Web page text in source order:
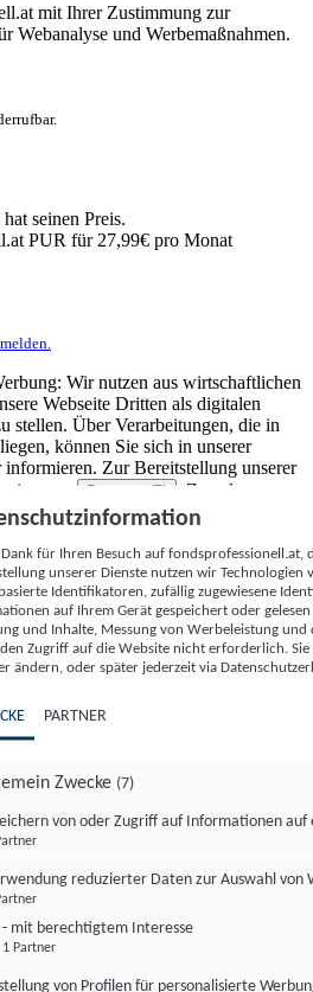
mit Ihrer Zustimmung zur
Webanalyse und Werbemaßnahmen.
seinen Preis.
PUR für 27,99€ pro Monat
Wir nutzen aus wirtschaftlichen
Webseite Dritten als digitalen
stellen. Über Verarbeitungen, die in
können Sie sich in unserer
informieren. Zur Bereitstellung unserer
von
Partnern (5)
. Zwecke:
Messung von Werbeleistung
sowie Zielgruppenforschung.
Online-Kennungen (z. B. login-
generierte Kennungen,
können zusammen mit anderen
und Browserinformationen,
Technologien usw.) auf
von dort ausgelesen werden, um es
wenn es eine App oder einer Webseite
oder mehrere der hier aufgeführten
für Ihren Besuch auf
unserer Dienste nutzen wir Technologien
Identifikatoren, zufällig zugewiesene
auf Ihrem Gerät gespeichert oder
und Inhalte, Messung von Werbeleistung
Zugriff auf die Website nicht erforderlich.
ändern, oder später jederzeit via
PARTNER
Zwecke (7)
von oder Zugriff auf Informationen auf
reduzierter Daten zur Auswahl von
- mit berechtigtem Interesse
1 Partner
von Profilen für personalisierte